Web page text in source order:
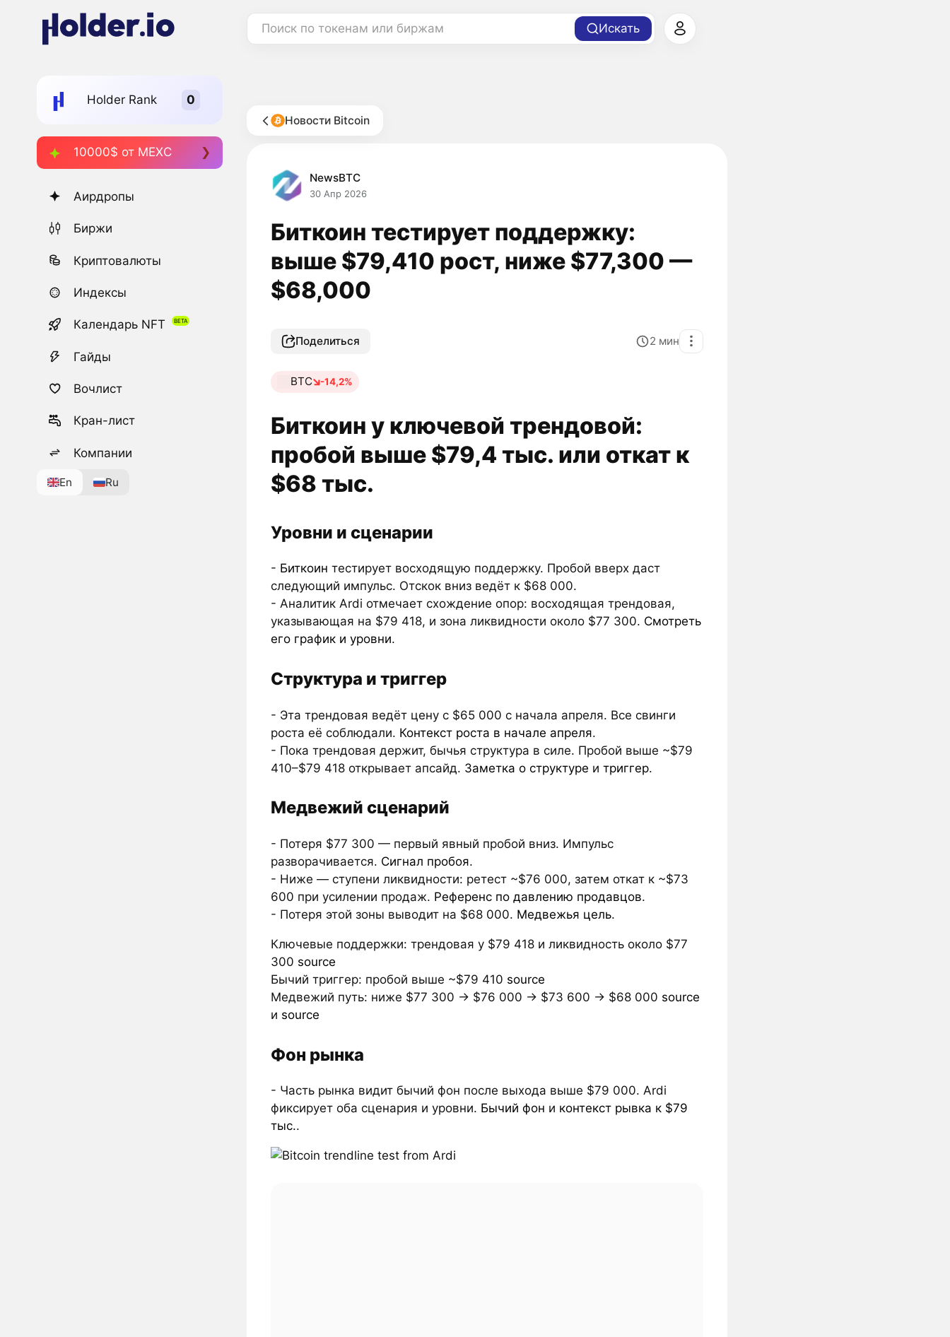
Поиск по токенам или биржам Искать
Holder Rank
10000$ от MEXC
Аирдропы
Биржи
Криптовалюты
Индексы
Календарь NFT
Гайды
Вочлист
Кран-лист
Компании
En Ru
Новости Bitcoin
NewsBTC
30 Апр 2026
Биткоин тестирует поддержку:
выше $79,410 рост, ниже $77,300 —
$68,000
Поделиться 2 мин
BTC -14,2%
Биткоин у ключевой трендовой:
пробой выше $79,4 тыс. или откат к
$68 тыс.
Уровни и сценарии
- Биткоин тестирует восходящую поддержку. Пробой вверх даст
следующий импульс. Отскок вниз ведёт к $68 000.
- Аналитик Ardi отмечает схождение опор: восходящая трендовая,
указывающая на $79 418, и зона ликвидности около $77 300. Смотреть
его график и уровни.
Структура и триггер
- Эта трендовая ведёт цену с $65 000 с начала апреля. Все свинги
роста её соблюдали. Контекст роста в начале апреля.
- Пока трендовая держит, бычья структура в силе. Пробой выше ~$79
410–$79 418 открывает апсайд. Заметка о структуре и триггер.
Медвежий сценарий
- Потеря $77 300 — первый явный пробой вниз. Импульс
разворачивается. Сигнал пробоя.
- Ниже — ступени ликвидности: ретест ~$76 000, затем откат к ~$73
600 при усилении продаж. Референс по давлению продавцов.
- Потеря этой зоны выводит на $68 000. Медвежья цель.
Ключевые поддержки: трендовая у $79 418 и ликвидность около $77
300 source
Бычий триггер: пробой выше ~$79 410 source
Медвежий путь: ниже $77 300 → $76 000 → $73 600 → $68 000 source
и source
Фон рынка
- Часть рынка видит бычий фон после выхода выше $79 000. Ardi
фиксирует оба сценария и уровни. Бычий фон и контекст рывка к $79
тыс..